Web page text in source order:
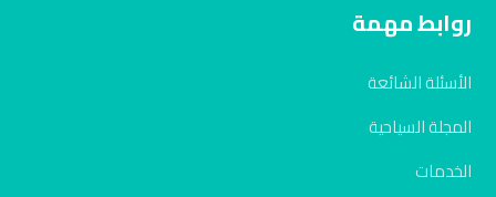
روابط مهمة
الأسئلة الشائعة
المجلة السياحية
الخدمات